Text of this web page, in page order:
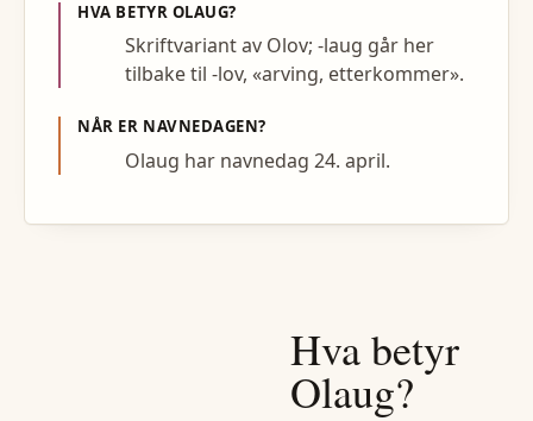
HVA BETYR OLAUG?
Skriftvariant av Olov; -laug går her
tilbake til -lov, «arving, etterkommer».
NÅR ER NAVNEDAGEN?
Olaug har navnedag 24. april.
Hva betyr
Olaug?